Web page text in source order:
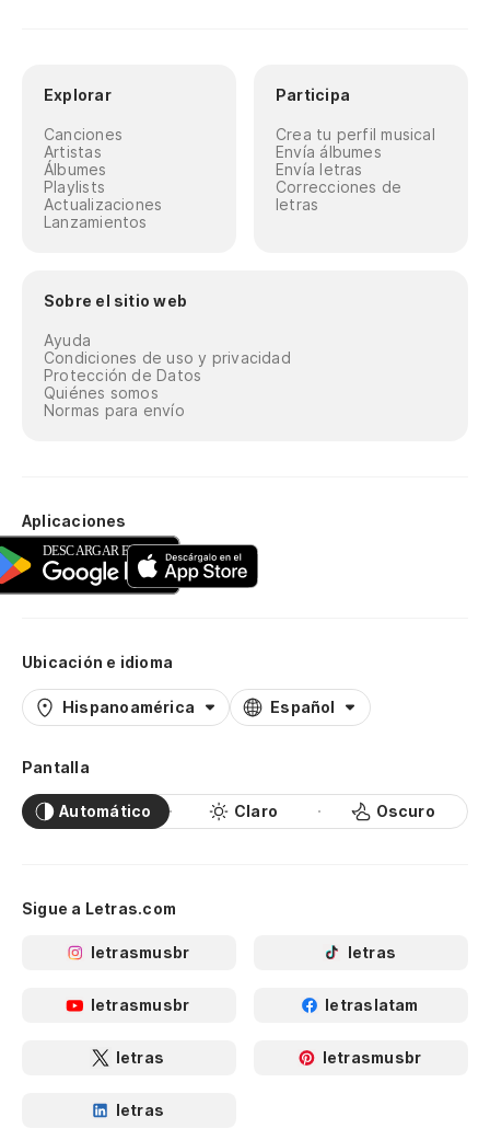
Explorar
Canciones
Artistas
Álbumes
Playlists
Actualizaciones
Lanzamientos
Participa
Crea tu perfil musical
Envía álbumes
Envía letras
Correcciones de
letras
Sobre el sitio web
Ayuda
Condiciones de uso y privacidad
Protección de Datos
Quiénes somos
Normas para envío
Aplicaciones
Ubicación e idioma
Hispanoamérica Español
Pantalla
Automático Claro Oscuro
Sigue a Letras.com
letrasmusbr letras
letrasmusbr letraslatam
letras letrasmusbr
letras